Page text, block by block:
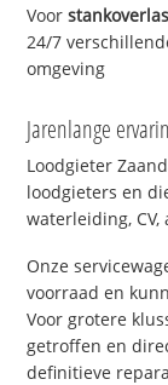
Voor
24/7
omgeving
Jarenlange
Loodgieter
loodgieters en
waterleiding,
Onze
voorraad en
Voor grotere
getroffen en
definitieve